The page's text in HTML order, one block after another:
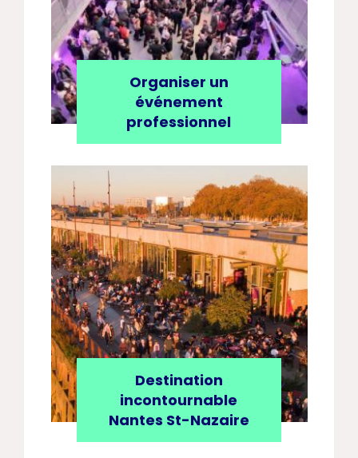
Organiser un
événement
professionnel
Destination
incontournable
Nantes St-Nazaire